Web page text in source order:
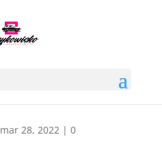
mar 28, 2022| 0